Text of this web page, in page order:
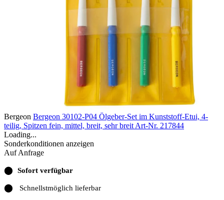
Bergeon Bergeon 30102-P04 Ölgeber-Set im Kunststoff-Etui, 4-
teilig, Spitzen fein, mittel, breit, sehr breit Art-Nr. 217844
Loading...
Sonderkonditionen anzeigen
Auf Anfrage
⬤ Sofort verfügbar
⬤ Schnellstmöglich lieferbar